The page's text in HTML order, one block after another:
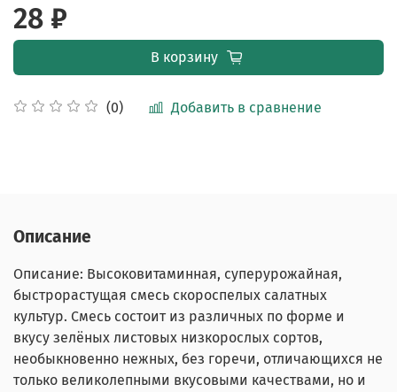
(0) Добавить в сравнение
28 ₽
В корзину
Описание
Описание: Высоковитаминная, суперурожайная,
быстрорастущая смесь скороспелых салатных
культур. Смесь состоит из различных по форме и
вкусу зелёных листовых низкорослых сортов,
необыкновенно нежных, без горечи, отличающихся не
только великолепными вкусовыми качествами, но и